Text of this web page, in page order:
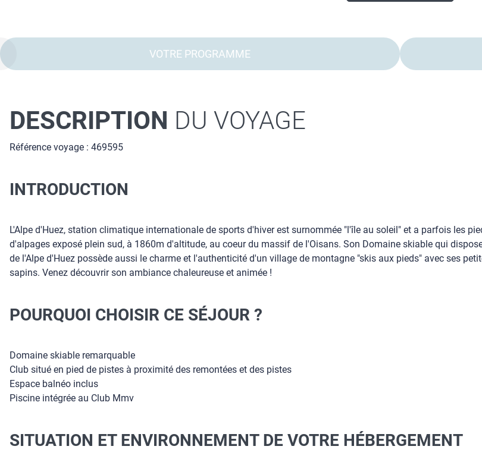
VOTRE PROGRAMME
DESCRIPTION DU VOYAGE
Référence voyage : 469595
INTRODUCTION
L'Alpe d'Huez, station climatique internationale de sports d'hiver est surnommée "l'île au soleil" et a parfois les
d'alpages exposé plein sud, à 1860m d'altitude, au coeur du massif de l'Oisans. Son Domaine skiable qui
de l'Alpe d'Huez possède aussi le charme et l'authenticité d'un village de montagne "skis aux pieds" avec ses
sapins. Venez découvrir son ambiance chaleureuse et animée !
POURQUOI CHOISIR CE SÉJOUR ?
Domaine skiable remarquable
Club situé en pied de pistes à proximité des remontées et des pistes
Espace balnéo inclus
Piscine intégrée au Club Mmv
SITUATION ET ENVIRONNEMENT DE VOTRE HÉBERGEMENT